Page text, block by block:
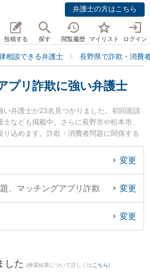
弁護士の方はこちら
投稿する 探す 閲覧履歴 マイリスト ログイン
相談できる弁護士 長野県で詐欺・消費
プリ詐欺に強い弁護士
弁護士が23名見つかりました。初回面談
なども掲載中。さらに長野市や松本市、
込めます。詐欺・消費者問題に関係する
かな分野での絞り込み検索もでき便利で
洋祐弁護士やおさだ法律事務所の長田 雄介
のトラブルを今すぐに弁護士に相談した
ル解決の実績豊富な近くの弁護士を検索
グアプリ詐欺を法律相談できる長野県内の
変更
、マッチングアプリ詐欺 変更
変更
した (検索結果について詳しくは こちら)